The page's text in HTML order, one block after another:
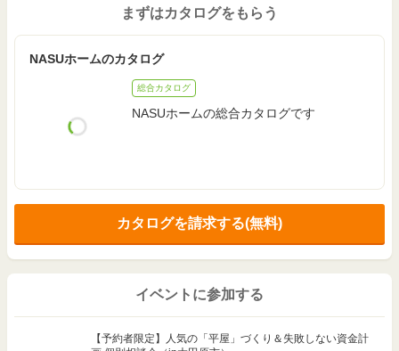
まずはカタログをもらう
NASUホームのカタログ
総合カタログ
NASUホームの総合カタログです
カタログを請求する(無料)
イベントに参加する
【予約者限定】人気の「平屋」づくり＆失敗しない資金計